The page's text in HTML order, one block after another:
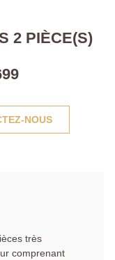
2 PIÈCE(S)
NOUS
très
comprenant